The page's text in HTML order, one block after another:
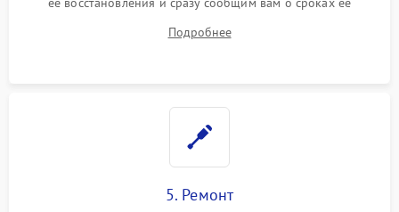
Подробнее
5. Ремонт